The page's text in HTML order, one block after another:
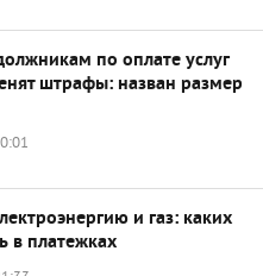
по оплате услуг
штрафы: назван размер
и газ: каких
в платежках